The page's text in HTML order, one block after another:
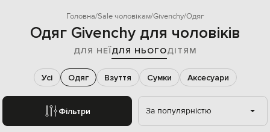
Головна Sale чоловікам Givenchy Одяг
Одяг Givenchy для чоловіків
ДЛЯ НЕЇДЛЯ НЬОГОДІТЯМ
Фільтри
Усі Одяг Взуття Сумки Аксесуари
За популярністю